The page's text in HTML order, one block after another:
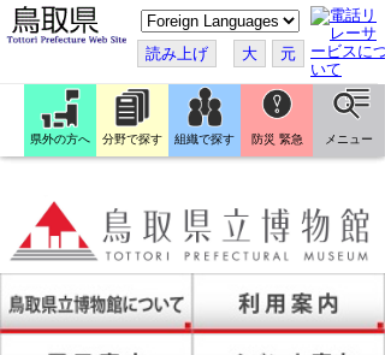
こ
の
ペ
ー
ジ
翻
訳
す
読み上げ 大 元
県外の方へ 分野で探す 組織で探す 防災 緊急 メニュー